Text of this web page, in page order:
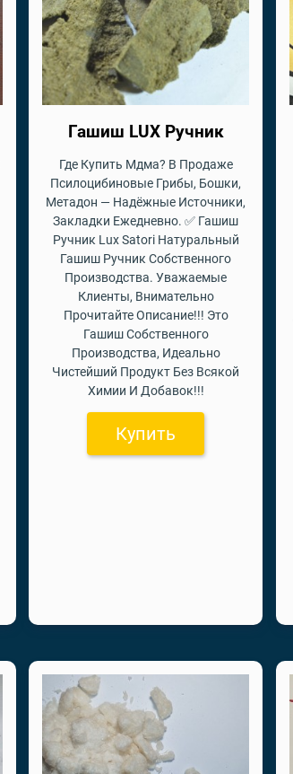
Гашиш LUX Ручник
Где Купить Мдма? В Продаже
Псилоцибиновые Грибы, Бошки,
Метадон — Надёжные Источники,
Закладки Ежедневно. ✅ Гашиш
Ручник Lux Satori Натуральный
Гашиш Ручник Собственного
Производства. Уважаемые
Клиенты, Внимательно
Прочитайте Описание!!! Это
Гашиш Собственного
Производства, Идеально
Чистейший Продукт Без Всякой
Химии И Добавок!!!
Купить